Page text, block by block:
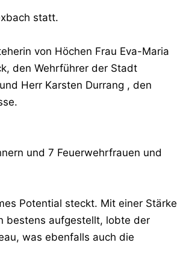
statt.
von Höchen Frau Eva-Maria
den Wehrführer der Stadt
Herr Karsten Durrang , den
und 7 Feuerwehrfrauen und
Potential steckt. Mit einer Stärke
bestens aufgestellt, lobte der
was ebenfalls auch die